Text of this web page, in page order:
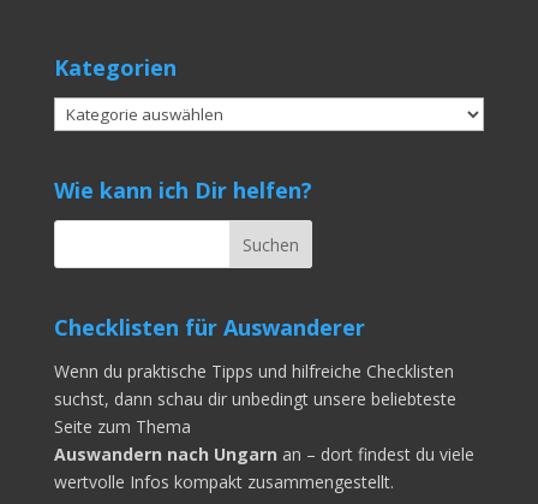
Kategorien
Kategorien
Wie kann ich Dir helfen?
Checklisten für Auswanderer
Wenn du praktische Tipps und hilfreiche Checklisten
suchst, dann schau dir unbedingt unsere beliebteste
Seite zum Thema
Auswandern nach Ungarn an – dort findest du viele
wertvolle Infos kompakt zusammengestellt.